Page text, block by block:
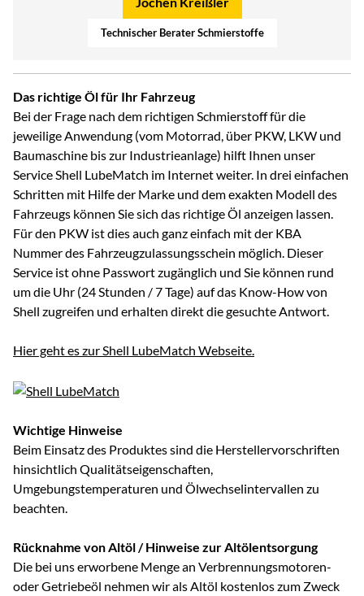
Technischer Berater Schmierstoffe
Das richtige Öl für Ihr Fahrzeug
Bei der Frage nach dem richtigen Schmierstoff für die
jeweilige Anwendung (vom Motorrad, über PKW, LKW und
Baumaschine bis zur Industrieanlage) hilft Ihnen unser
Service Shell LubeMatch im Internet weiter. In drei einfachen
Schritten mit Hilfe der Marke und dem exakten Modell des
Fahrzeugs können Sie sich das richtige Öl anzeigen lassen.
Für den PKW ist dies auch ganz einfach mit der KBA
Nummer des Fahrzeugzulassungsschein möglich. Dieser
Service ist ohne Passwort zugänglich und Sie können rund
um die Uhr (24 Stunden / 7 Tage) auf das Know-How von
Shell zugreifen und erhalten direkt die gesuchte Antwort.
Hier geht es zur Shell LubeMatch Webseite.
Wichtige Hinweise
Beim Einsatz des Produktes sind die Herstellervorschriften
hinsichtlich Qualitätseigenschaften,
Umgebungstemperaturen und Ölwechselintervallen zu
beachten.
Rücknahme von Altöl / Hinweise zur Altölentsorgung
Die bei uns erworbene Menge an Verbrennungsmotoren-
oder Getriebeöl nehmen wir als Altöl kostenlos zum Zweck